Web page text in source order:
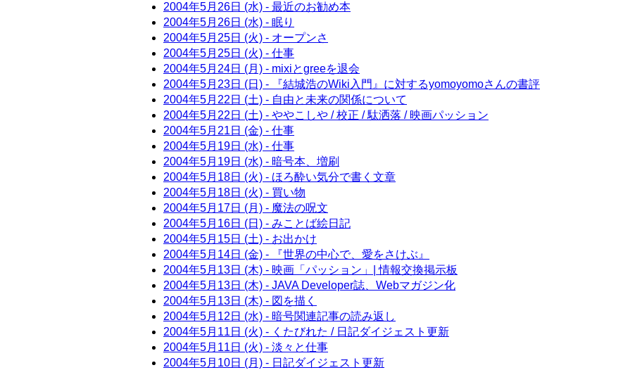
2004年5月26日 (水) - 最近のお勧め本
2004年5月26日 (水) - 眠り
2004年5月25日 (火) - オープンさ
2004年5月25日 (火) - 仕事
2004年5月24日 (月) - mixiとgreeを退会
2004年5月23日 (日) - 『結城浩のWiki入門』に対するyomoyomoさんの書評
2004年5月22日 (土) - 自由と未来の関係について
2004年5月22日 (土) - ややこしや / 校正 / 駄洒落 / 映画パッション
2004年5月21日 (金) - 仕事
2004年5月19日 (水) - 仕事
2004年5月19日 (水) - 暗号本、増刷
2004年5月18日 (火) - ほろ酔い気分で書く文章
2004年5月18日 (火) - 買い物
2004年5月17日 (月) - 魔法の呪文
2004年5月16日 (日) - みことば絵日記
2004年5月15日 (土) - お出かけ
2004年5月14日 (金) - 『世界の中心で、愛をさけぶ』
2004年5月13日 (木) - 映画「パッション」| 情報交換掲示板
2004年5月13日 (木) - JAVA Developer誌、Webマガジン化
2004年5月13日 (木) - 図を描く
2004年5月12日 (水) - 暗号関連記事の読み返し
2004年5月11日 (火) - くたびれた / 日記ダイジェスト更新
2004年5月11日 (火) - 淡々と仕事
2004年5月10日 (月) - 日記ダイジェスト更新